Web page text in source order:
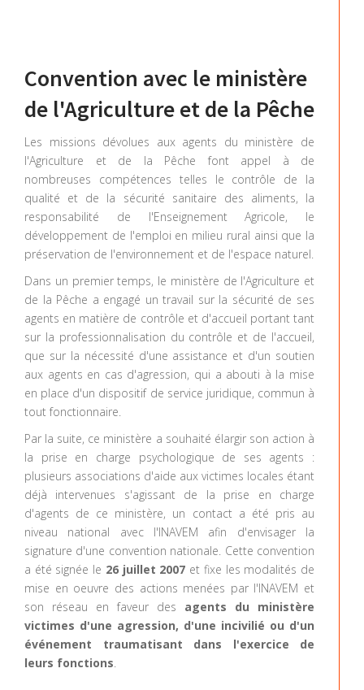
Convention avec le ministère
de l'Agriculture et de la Pêche
Les missions dévolues aux agents du ministère de
l'Agriculture et de la Pêche font appel à de
nombreuses compétences telles le contrôle de la
qualité et de la sécurité sanitaire des aliments, la
responsabilité de l'Enseignement Agricole, le
développement de l'emploi en milieu rural ainsi que la
préservation de l'environnement et de l'espace naturel.
Dans un premier temps, le ministère de l'Agriculture et
de la Pêche a engagé un travail sur la sécurité de ses
agents en matière de contrôle et d'accueil portant tant
sur la professionnalisation du contrôle et de l'accueil,
que sur la nécessité d'une assistance et d'un soutien
aux agents en cas d'agression, qui a abouti à la mise
en place d'un dispositif de service juridique, commun à
tout fonctionnaire.
Par la suite, ce ministère a souhaité élargir son action à
la prise en charge psychologique de ses agents :
plusieurs associations d'aide aux victimes locales étant
déjà intervenues s'agissant de la prise en charge
d'agents de ce ministère, un contact a été pris au
niveau national avec l'INAVEM afin d'envisager la
signature d'une convention nationale. Cette convention
a été signée le 26 juillet 2007 et fixe les modalités de
mise en oeuvre des actions menées par l'INAVEM et
son réseau en faveur des agents du ministère
victimes d'une agression, d'une incivilié ou d'un
événement traumatisant dans l'exercice de
leurs fonctions.